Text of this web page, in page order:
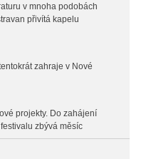
MIX
v mnoha podobách
přivítá kapelu
zahraje v Nové
projekty. Do zahájení
zbývá měsíc